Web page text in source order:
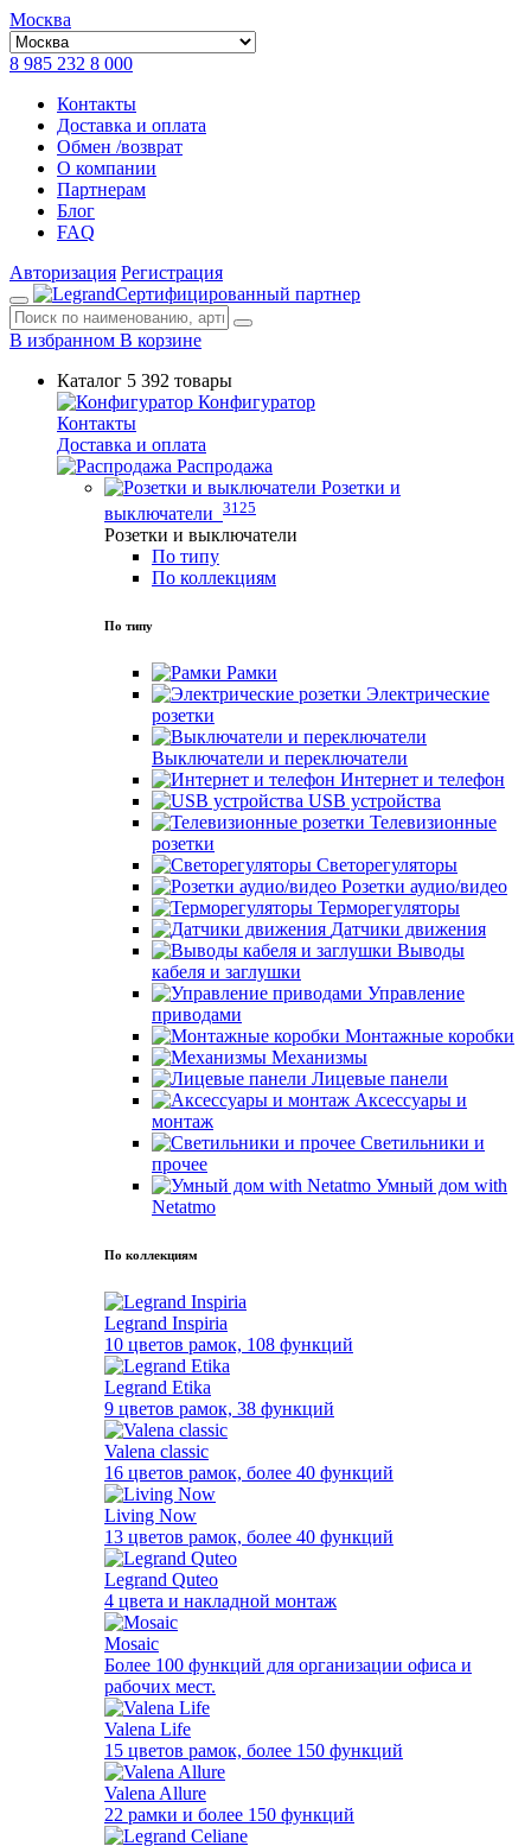
Москва
8 985 232 8 000
Контакты
Доставка и оплата
Обмен /возврат
О компании
Партнерам
Блог
FAQ
Авторизация Регистрация
Сертифицированный партнер
В избранном В корзине
Каталог 5 392 товары
Конфигуратор
Контакты
Доставка и оплата
Распродажа
Розетки и
выключатели 3125
Розетки и выключатели
По типу
По коллекциям
По типу
Рамки
Электрические
розетки
Выключатели и переключатели
Интернет и телефон
USB устройства
Телевизионные
розетки
Светорегуляторы
Розетки аудио/видео
Терморегуляторы
Датчики движения
Выводы
кабеля и заглушки
Управление
приводами
Монтажные коробки
Механизмы
Лицевые панели
Аксессуары и
монтаж
Светильники и
прочее
Умный дом with
Netatmo
По коллекциям
Legrand Inspiria
10 цветов рамок, 108 функций
Legrand Etika
9 цветов рамок, 38 функций
Valena classic
16 цветов рамок, более 40 функций
Living Now
13 цветов рамок, более 40 функций
Legrand Quteo
4 цвета и накладной монтаж
Mosaic
Более 100 функций для организации офиса и
рабочих мест.
Valena Life
15 цветов рамок, более 150 функций
Valena Allure
22 рамки и более 150 функций